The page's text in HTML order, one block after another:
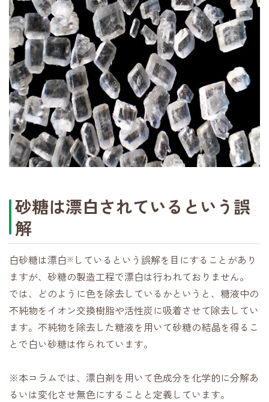
砂糖は漂白されているという誤
解
白砂糖は漂白※ しているという誤解を目にすることがあり
ますが、砂糖の製造工程で漂白は行われておりません。
では、どのように色を除去しているかというと、糖液中の
不純物をイオン交換樹脂や活性炭に吸着させて除去してい
ます。不純物を除去した糖液を用いて砂糖の結晶を得るこ
とで白い砂糖は作られています。
※本コラムでは、漂白剤を用いて色成分を化学的に分解あ
るいは変化させ無色にすることと定義しています。